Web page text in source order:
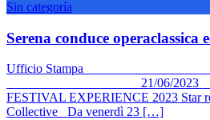
Sin categoría
Serena conduce operaclassica
Ufficio
21/06/2023
FESTIVAL EXPERIENCE 2023 Star
Collective Da venerdì 23 […]